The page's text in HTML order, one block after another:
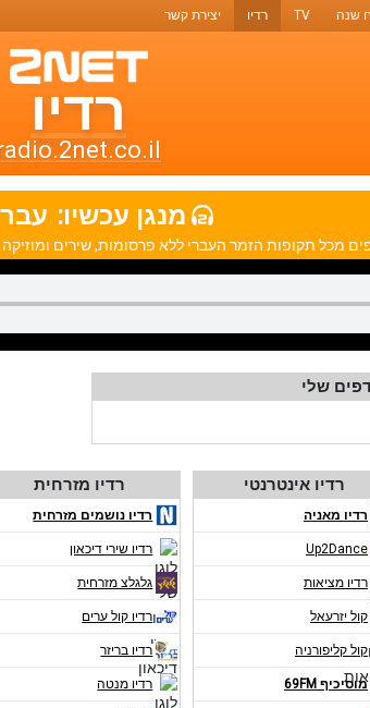
שנה TV רדיו יצירת קשר
רדיו
טו-נט
רדיו
תחנות
רדיו
ואתרי
מוזיקה
מנגן עכשיו:
מכל תקופות הזמר העברי ללא פרסומות, שירים ומוזיקה
שלי
רדיו אינטרנטי
רדיו מאניה
Up2Dance
רדיו מציאות
קול יזרעאל
קול קליפורניה
מוסיכיף 69FM
רדיו מזרחית
רדיו נושמים מזרחית
רדיו שירי דיכאון
גלגלצ מזרחית
רדיו קול ערים
רדיו בריזר
רדיו מנטה